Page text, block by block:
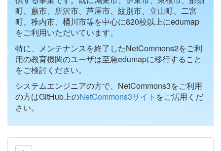
町、蕨市、所沢市、芦屋市、紋別市、立山町、二宮
町、稚内市、桶川市等を中心に820校以上にedumap
をご利用いただいています。
特に、メンテナンスを終了したNetCommons2をご利
用の教育機関のユーザは至急edumapに移行すること
をご検討ください。
システムエンジニアの方で、NetCommons3をご利用
の方はGitHub上のNetCommons3サイト をご活用くだ
さい。